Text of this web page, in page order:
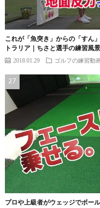
これが「魚突き」からの「すん
トラリア｜ちさと選手の練習風
2018.01.29 ゴルフの練習動
プロや上級者がウェッジでボー